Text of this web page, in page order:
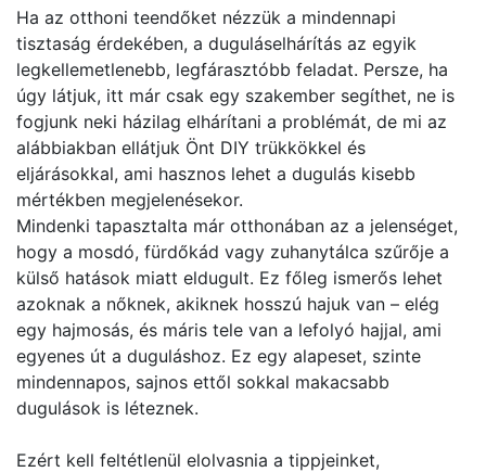
Ha az otthoni teendőket nézzük a mindennapi
tisztaság érdekében, a duguláselhárítás az egyik
legkellemetlenebb, legfárasztóbb feladat. Persze, ha
úgy látjuk, itt már csak egy szakember segíthet, ne is
fogjunk neki házilag elhárítani a problémát, de mi az
alábbiakban ellátjuk Önt DIY trükkökkel és
eljárásokkal, ami hasznos lehet a dugulás kisebb
mértékben megjelenésekor.
Mindenki tapasztalta már otthonában az a jelenséget,
hogy a mosdó, fürdőkád vagy zuhanytálca szűrője a
külső hatások miatt eldugult. Ez főleg ismerős lehet
azoknak a nőknek, akiknek hosszú hajuk van – elég
egy hajmosás, és máris tele van a lefolyó hajjal, ami
egyenes út a duguláshoz. Ez egy alapeset, szinte
mindennapos, sajnos ettől sokkal makacsabb
dugulások is léteznek.
Ezért kell feltétlenül elolvasnia a tippjeinket,